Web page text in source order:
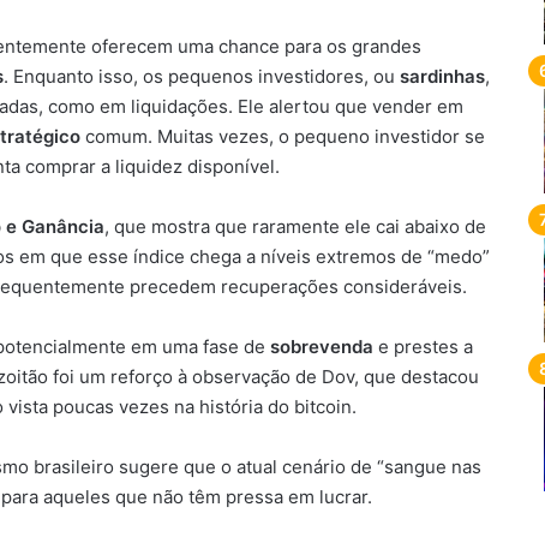
oferecem uma chance para os grandes
. Enquanto isso, os pequenos investidores, ou sardinhas,
como em liquidações. Ele alertou que vender em
comum. Muitas vezes, o pequeno investidor se
comprar a liquidez disponível.
Ganância, que mostra que raramente ele cai abaixo de
em que esse índice chega a níveis extremos de “medo”
precedem recuperações consideráveis.
em uma fase de sobrevenda e prestes a
foi um reforço à observação de Dov, que destacou
poucas vezes na história do bitcoin.
brasileiro sugere que o atual cenário de “sangue nas
aqueles que não têm pressa em lucrar.